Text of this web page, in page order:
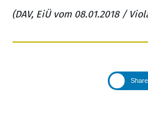
(DAV, EiÜ vom 08.01.2018 /
Share